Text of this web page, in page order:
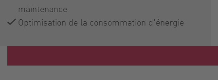
maintenance
Optimisation de la consommation d'énergie